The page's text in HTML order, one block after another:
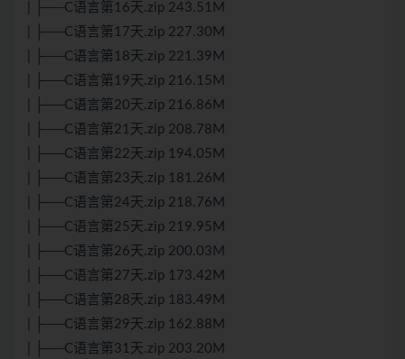
| ├──C语言第16天.zip 243.51M
| ├──C语言第17天.zip 227.30M
| ├──C语言第18天.zip 221.39M
| ├──C语言第19天.zip 216.15M
| ├──C语言第20天.zip 216.86M
| ├──C语言第21天.zip 208.78M
| ├──C语言第22天.zip 194.05M
| ├──C语言第23天.zip 181.26M
| ├──C语言第24天.zip 218.76M
| ├──C语言第25天.zip 219.95M
| ├──C语言第26天.zip 200.03M
| ├──C语言第27天.zip 173.42M
| ├──C语言第28天.zip 183.49M
| ├──C语言第29天.zip 162.88M
| ├──C语言第31天.zip 203.20M